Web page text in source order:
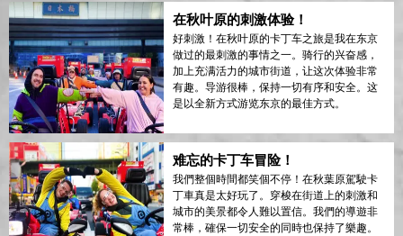
在秋叶原的刺激体验！
好刺激！在秋叶原的卡丁车之旅是我在东京
做过的最刺激的事情之一。骑行的兴奋感，
加上充满活力的城市街道，让这次体验非常
有趣。导游很棒，保持一切有序和安全。这
是以全新方式游览东京的最佳方式。
难忘的卡丁车冒险！
我們整個時間都笑個不停！在秋葉原駕駛卡
丁車真是太好玩了。穿梭在街道上的刺激和
城市的美景都令人難以置信。我們的導遊非
常棒，確保一切安全的同時也保持了樂趣。